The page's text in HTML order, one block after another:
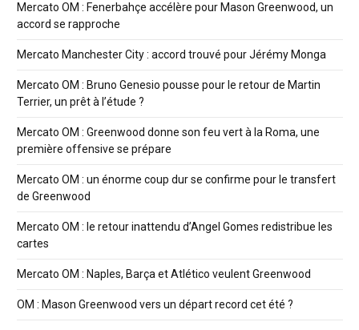
Mercato OM : Fenerbahçe accélère pour Mason Greenwood, un
accord se rapproche
Mercato Manchester City : accord trouvé pour Jérémy Monga
Mercato OM : Bruno Genesio pousse pour le retour de Martin
Terrier, un prêt à l’étude ?
Mercato OM : Greenwood donne son feu vert à la Roma, une
première offensive se prépare
Mercato OM : un énorme coup dur se confirme pour le transfert
de Greenwood
Mercato OM : le retour inattendu d’Angel Gomes redistribue les
cartes
Mercato OM : Naples, Barça et Atlético veulent Greenwood
OM : Mason Greenwood vers un départ record cet été ?